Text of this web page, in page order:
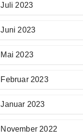
Juli 2023
Juni 2023
Mai 2023
Februar 2023
Januar 2023
November 2022